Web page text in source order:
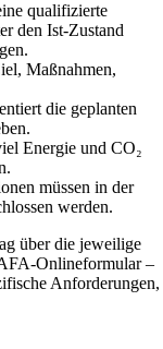
qualifizierte
den Ist-Zustand
Maßnahmen,
die geplanten
Energie und CO₂
müssen in der
werden.
über die jeweilige
Onlineformular –
Anforderungen,